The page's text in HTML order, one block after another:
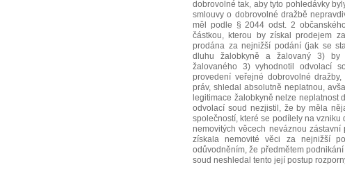
dobrovolné tak, aby tyto pohledávky
smlouvy o dobrovolné dražbě
měl podle § 2044 odst. 2
částkou, kterou by získal prodejem
prodána za nejnižší podání (jak se
dluhu žalobkyně a žalovaný 3) by
žalovaného 3) vyhodnotil odvolací
provedení veřejné dobrovolné
práv, shledal absolutně neplatnou,
legitimace žalobkyně nelze neplatnost
odvolací soud nezjistil, že by měla
společností, které se podílely na
nemovitých věcech neváznou
získala nemovité věci za nejnižší
odůvodněním, že předmětem
soud neshledal tento její postup